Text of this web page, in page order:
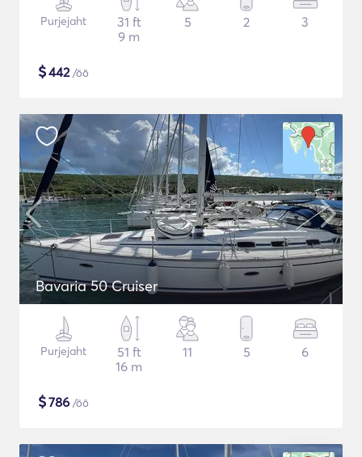
Purjejaht
31 ft
9 m
5 2 3
$442/öö
Bavaria 50 Cruiser
Purjejaht
51 ft
16 m
11 5 6
$786 /öö